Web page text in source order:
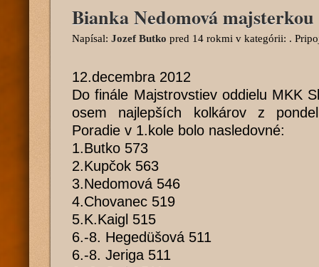
Bianka Nedomová
Napísal: Jozef Butko pred 14 rokmi v kategórii: .
12.decembra 2012
Do finále Majstrovstiev oddielu MKK
osem najlepších kolkárov z
Poradie v 1.kole bolo nasledovné:
1.Butko 573
2.Kupčok 563
3.Nedomová 546
4.Chovanec 519
5.K.Kaigl 515
6.-8. Hegedüšová 511
6.-8. Jeriga 511